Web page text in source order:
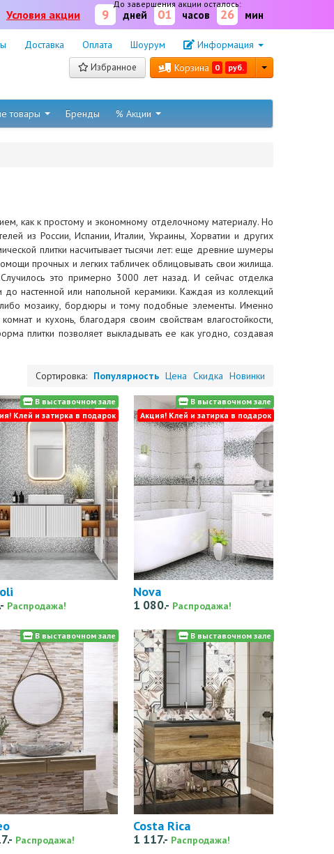
Условия акции
До завершения акции осталось:
9 дней 01 часов 26 мин
Доставка Оплата Шоурум Информация
Избранное Корзина 0 руб.
товары Бренды % Акции
как к простому и экономному отделочному материалу. Но
из России, Испании, Италии, Украины, Хорватии и других
плитки насчитывает тысячи лет: еще древние шумеры
прочных и легких табличек облицовывать свои жилища.
это примерно 3000 лет назад. И сейчас отделка
настенной или напольной керамики. Каждая из коллекций
мозаику, бордюры и тому подобные элементы. Именно
и кухонь, благодаря своим свойствам влагостойкости,
плитки позволяет выкладывать ее как угодно, создавая
Сортировка: Популярность Цена Скидка Новинки
Распродажа!
В выставочном зале
Клей и затирка в подарок
Nova
1 080.- Распродажа!
В выставочном зале
Акция! Клей и затирка в подарок
Распродажа!
В выставочном зале
Costa Rica
1 117.- Распродажа!
В выставочном зале